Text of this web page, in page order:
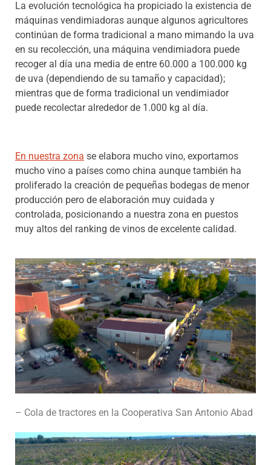
La evolución tecnológica ha propiciado la existencia de
máquinas vendimiadoras aunque algunos agricultores
continúan de forma tradicional a mano mimando la uva
en su recolección, una máquina vendimiadora puede
recoger al día una media de entre 60.000 a 100.000 kg
de uva (dependiendo de su tamaño y capacidad);
mientras que de forma tradicional un vendimiador
puede recolectar alrededor de 1.000 kg al día.
En nuestra zona se elabora mucho vino, exportamos
mucho vino a países como china aunque también ha
proliferado la creación de pequeñas bodegas de menor
producción pero de elaboración muy cuidada y
controlada, posicionando a nuestra zona en puestos
muy altos del ranking de vinos de excelente calidad.
– Cola de tractores en la Cooperativa San Antonio Abad